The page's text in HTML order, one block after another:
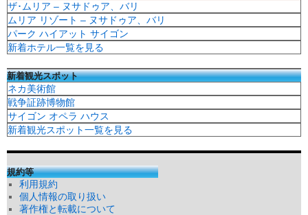
ザ･ムリア – ヌサドゥア、バリ
ムリア リゾート – ヌサドゥア、バリ
パーク ハイアット サイゴン
新着ホテル一覧を見る
新着観光スポット
ネカ美術館
戦争証跡博物館
サイゴン オペラ ハウス
新着観光スポット一覧を見る
規約等
利用規約
個人情報の取り扱い
著作権と転載について